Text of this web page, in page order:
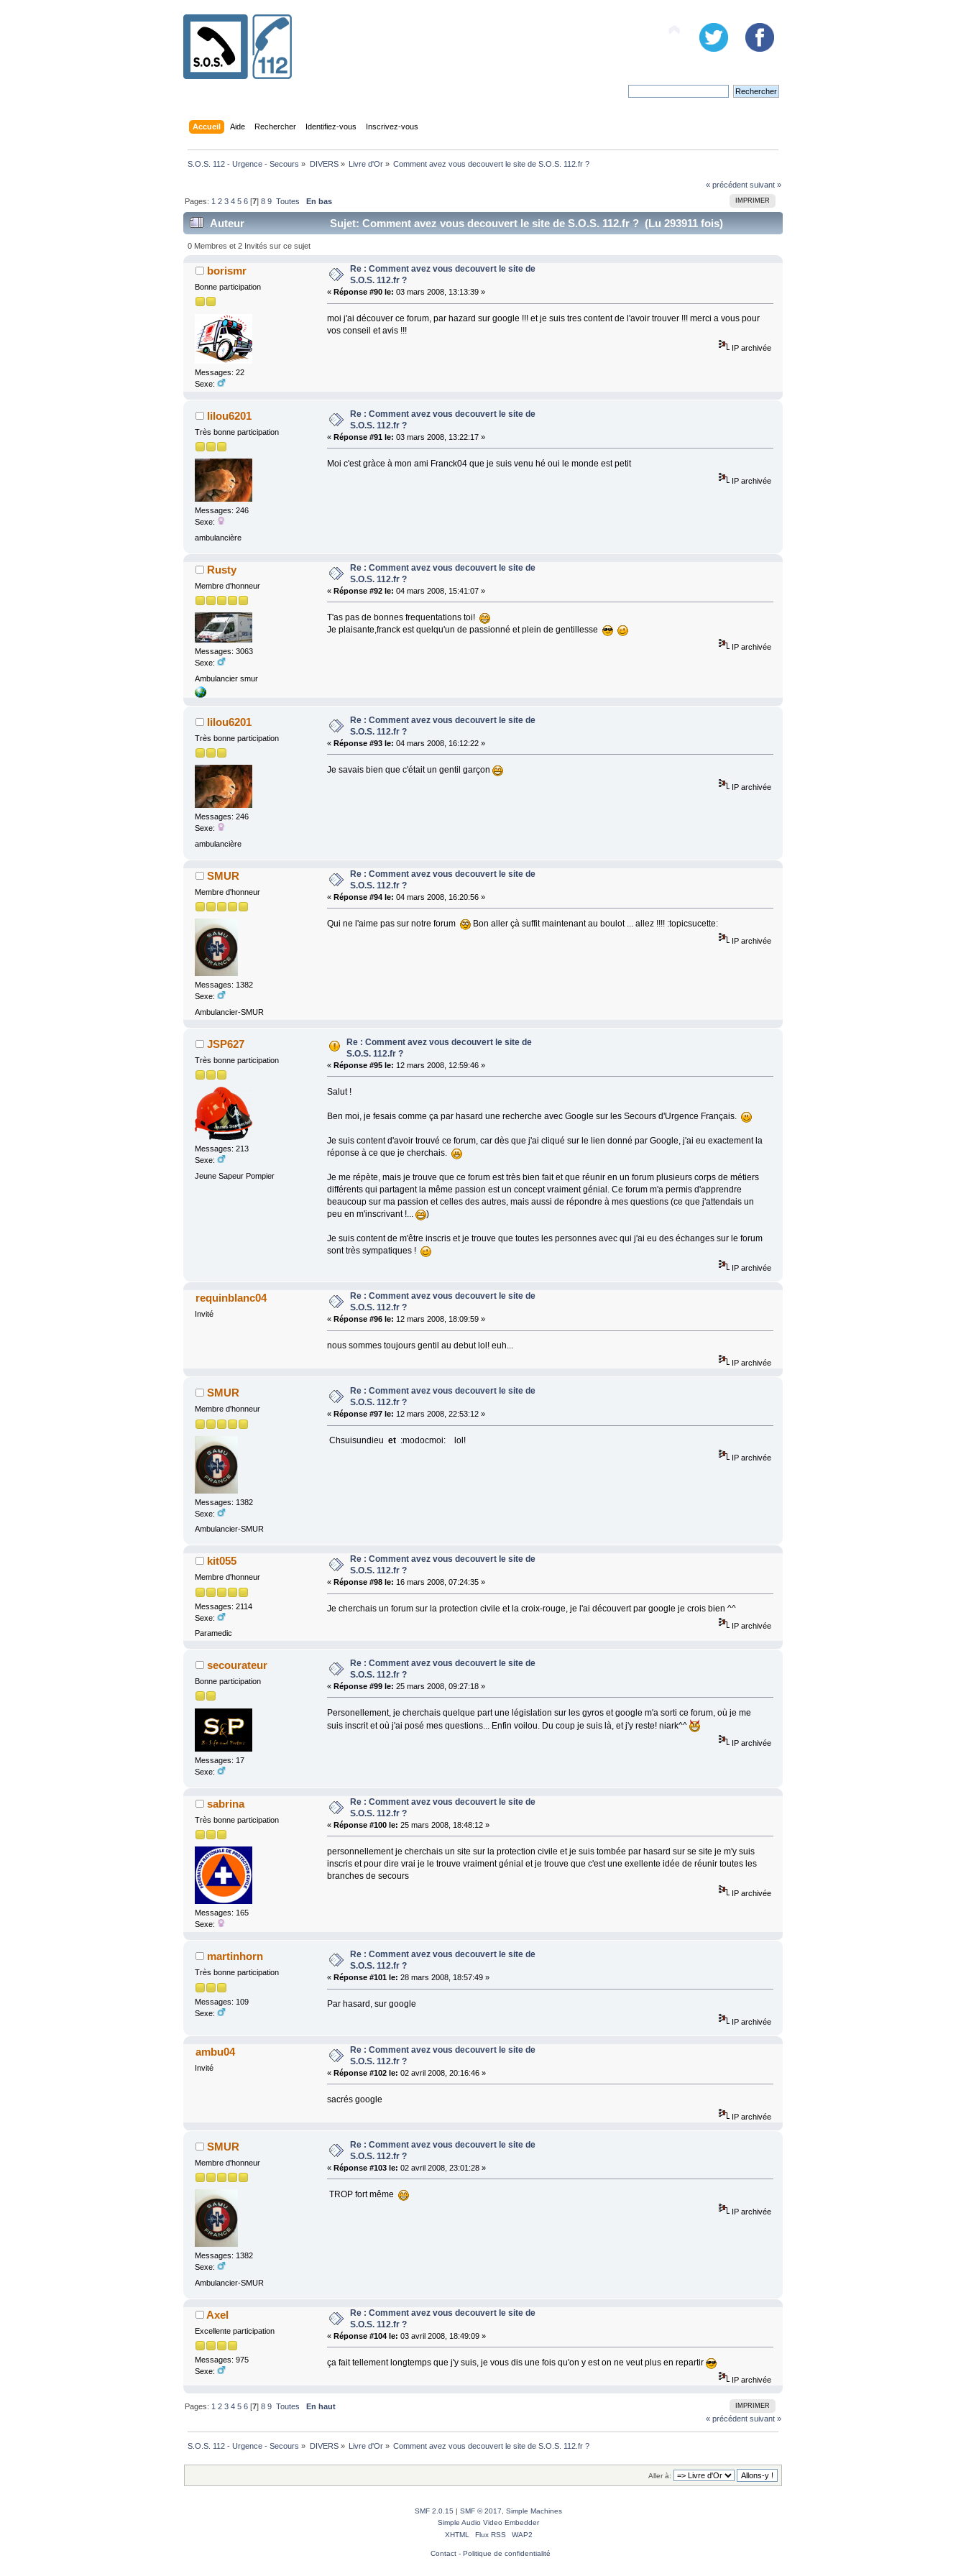
Accueil Aide Rechercher Identifiez-vous Inscrivez-vous
S.O.S. 112 - Urgence - Secours » DIVERS» Livre d'Or » Comment avez vous decouvert le site de S.O.S. 112.fr ?
« précédent suivant »
IMPRIMER
Pages: 1 2 3 4 5 6 [7]8 9 Toutes En bas
Auteur Sujet: Comment avez vous decouvert le site de S.O.S. 112.fr ? (Lu 293911 fois)
0 Membres et 2 Invités sur ce sujet
borismr
Bonne participation
Messages: 22
Sexe:
Re : Comment avez vous decouvert le site de
S.O.S. 112.fr ?
« Réponse #90 le: 03 mars 2008, 13:13:39 »
moi j'ai découver ce forum, par hazard sur google !!! et je suis tres content de l'avoir trouver !!! merci a vous pour
vos conseil et avis !!!
IP archivée
lilou6201
Très bonne participation
Messages: 246
Sexe:
ambulancière
Re : Comment avez vous decouvert le site de
S.O.S. 112.fr ?
« Réponse #91 le: 03 mars 2008, 13:22:17 »
Moi c'est gràce à mon ami Franck04 que je suis venu hé oui le monde est petit
IP archivée
Rusty
Membre d'honneur
Messages: 3063
Sexe:
Ambulancier smur
Re : Comment avez vous decouvert le site de
S.O.S. 112.fr ?
« Réponse #92 le: 04 mars 2008, 15:41:07 »
T'as pas de bonnes frequentations toi!
Je plaisante,franck est quelqu'un de passionné et plein de gentillesse
IP archivée
lilou6201
Très bonne participation
Messages: 246
Sexe:
ambulancière
Re : Comment avez vous decouvert le site de
S.O.S. 112.fr ?
« Réponse #93 le: 04 mars 2008, 16:12:22 »
Je savais bien que c'était un gentil garçon
IP archivée
SMUR
Membre d'honneur
Messages: 1382
Sexe:
Ambulancier-SMUR
Re : Comment avez vous decouvert le site de
S.O.S. 112.fr ?
« Réponse #94 le: 04 mars 2008, 16:20:56 »
Qui ne l'aime pas sur notre forum Bon aller çà suffit maintenant au boulot ... allez !!!! :topicsucette:
IP archivée
JSP627
Très bonne participation
Messages: 213
Sexe:
Jeune Sapeur Pompier
Re : Comment avez vous decouvert le site de
S.O.S. 112.fr ?
« Réponse #95 le: 12 mars 2008, 12:59:46 »
Salut !
Ben moi, je fesais comme ça par hasard une recherche avec Google sur les Secours d'Urgence Français.
Je suis content d'avoir trouvé ce forum, car dès que j'ai cliqué sur le lien donné par Google, j'ai eu exactement la
réponse à ce que je cherchais.
Je me répète, mais je trouve que ce forum est très bien fait et que réunir en un forum plusieurs corps de métiers
différents qui partagent la même passion est un concept vraiment génial. Ce forum m'a permis d'apprendre
beaucoup sur ma passion et celles des autres, mais aussi de répondre à mes questions (ce que j'attendais un
peu en m'inscrivant !...
)
Je suis content de m'être inscris et je trouve que toutes les personnes avec qui j'ai eu des échanges sur le forum
sont très sympatiques !
IP archivée
requinblanc04
Invité
Re : Comment avez vous decouvert le site de
S.O.S. 112.fr ?
« Réponse #96 le: 12 mars 2008, 18:09:59 »
nous sommes toujours gentil au debut lol! euh...
IP archivée
SMUR
Membre d'honneur
Messages: 1382
Sexe:
Ambulancier-SMUR
Re : Comment avez vous decouvert le site de
S.O.S. 112.fr ?
« Réponse #97 le: 12 mars 2008, 22:53:12 »
Chsuisundieu et:modocmoi: lol!
IP archivée
kit055
Membre d'honneur
Messages: 2114
Sexe:
Paramedic
Re : Comment avez vous decouvert le site de
S.O.S. 112.fr ?
« Réponse #98 le: 16 mars 2008, 07:24:35 »
Je cherchais un forum sur la protection civile et la croix-rouge, je l'ai découvert par google je crois bien ^^
IP archivée
secourateur
Bonne participation
Messages: 17
Sexe:
Re : Comment avez vous decouvert le site de
S.O.S. 112.fr ?
« Réponse #99 le: 25 mars 2008, 09:27:18 »
Personellement, je cherchais quelque part une législation sur les gyros et google m'a sorti ce forum, où je me
suis inscrit et où j'ai posé mes questions... Enfin voilou. Du coup je suis là, et j'y reste! niark^^
IP archivée
sabrina
Très bonne participation
Messages: 165
Sexe:
Re : Comment avez vous decouvert le site de
S.O.S. 112.fr ?
« Réponse #100 le: 25 mars 2008, 18:48:12 »
personnellement je cherchais un site sur la protection civile et je suis tombée par hasard sur se site je m'y suis
inscris et pour dire vrai je le trouve vraiment génial et je trouve que c'est une exellente idée de réunir toutes les
branches de secours
IP archivée
martinhorn
Très bonne participation
Messages: 109
Sexe:
Re : Comment avez vous decouvert le site de
S.O.S. 112.fr ?
« Réponse #101 le: 28 mars 2008, 18:57:49 »
Par hasard, sur google
IP archivée
ambu04
Invité
Re : Comment avez vous decouvert le site de
S.O.S. 112.fr ?
« Réponse #102 le: 02 avril 2008, 20:16:46 »
sacrés google
IP archivée
SMUR
Membre d'honneur
Messages: 1382
Sexe:
Ambulancier-SMUR
Re : Comment avez vous decouvert le site de
S.O.S. 112.fr ?
« Réponse #103 le: 02 avril 2008, 23:01:28 »
TROP fort même
IP archivée
Axel
Excellente participation
Messages: 975
Sexe:
Re : Comment avez vous decouvert le site de
S.O.S. 112.fr ?
« Réponse #104 le: 03 avril 2008, 18:49:09 »
ça fait tellement longtemps que j'y suis, je vous dis une fois qu'on y est on ne veut plus en repartir
IP archivée
IMPRIMER
Pages: 1 2 3 4 5 6 [7]8 9 Toutes
En haut
« précédent suivant »
S.O.S. 112 - Urgence - Secours » DIVERS» Livre d'Or » Comment avez vous decouvert le site de S.O.S. 112.fr ?
Aller à:
SMF 2.0.15 | SMF © 2017
Simple Machines
Simple Audio Video Embedder
XHTML
Flux RSS WAP2
Contact- Politique de confidentialité